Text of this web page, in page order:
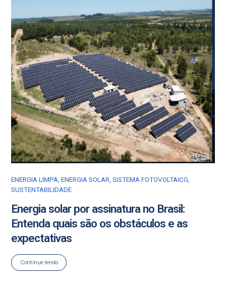
ENERGIA LIMPA ,ENERGIA SOLAR ,SISTEMA FOTOVOLTAICO
SUSTENTABILIDADE
Energia solar por assinatura no Brasil:
Entenda quais são os obstáculos e as
expectativas
Continue lendo